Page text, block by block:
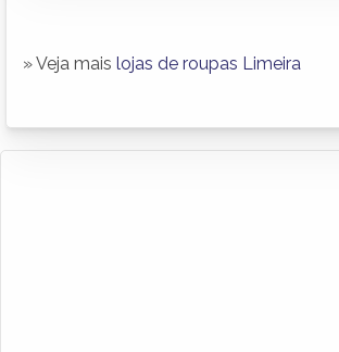
» Veja mais lojas de roupas Limeira